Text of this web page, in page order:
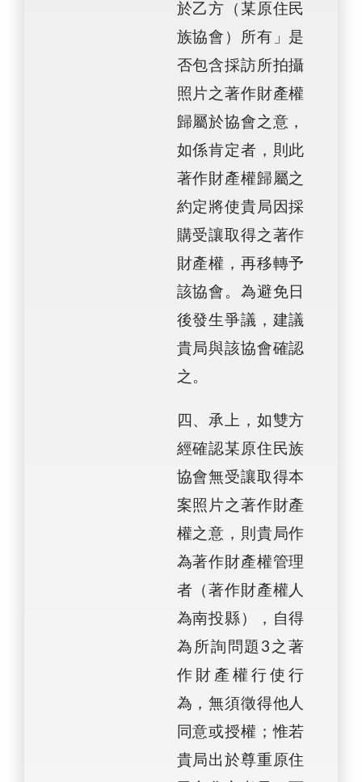
於乙方（某原住民
族協會）所有」是
否包含採訪所拍攝
照片之著作財產權
歸屬於協會之意，
如係肯定者，則此
著作財產權歸屬之
約定將使貴局因採
購受讓取得之著作
財產權，再移轉予
該協會。為避免日
後發生爭議，建議
貴局與該協會確認
之。
四、承上，如雙方
經確認某原住民族
協會無受讓取得本
案照片之著作財產
權之意，則貴局作
為著作財產權管理
者（著作財產權人
為南投縣），自得
為所詢問題3之著
作財產權行使行
為，無須徵得他人
同意或授權；惟若
貴局出於尊重原住